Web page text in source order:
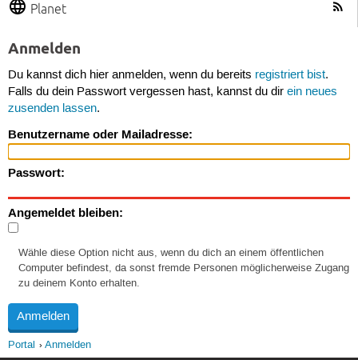
Planet
Anmelden
Du kannst dich hier anmelden, wenn du bereits registriert bist.
Falls du dein Passwort vergessen hast, kannst du dir ein neues
zusenden lassen.
Benutzername oder Mailadresse:
Passwort:
Angemeldet bleiben:
Wähle diese Option nicht aus, wenn du dich an einem öffentlichen
Computer befindest, da sonst fremde Personen möglicherweise Zugang
zu deinem Konto erhalten.
Portal Anmelden